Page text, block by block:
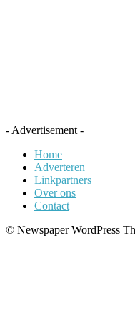
- Advertisement -
Home
Adverteren
Linkpartners
Over ons
Contact
© Newspaper WordPress